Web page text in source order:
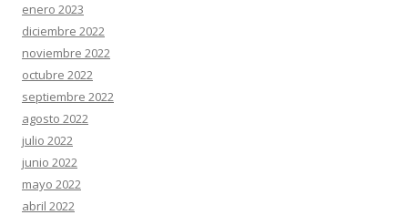
enero 2023
diciembre 2022
noviembre 2022
octubre 2022
septiembre 2022
agosto 2022
julio 2022
junio 2022
mayo 2022
abril 2022